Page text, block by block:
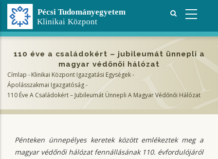
Ugrás
tartalomra
110 éve a családokért – jubileumát ünnepli a
magyar védőnői hálózat
Morzsa
Címlap -Klinikai Központ Igazgatási Egységek-
Ápolásszakmai Igazgatóság-
110 Éve A Családokért – Jubileumát Ünnepli A Magyar Védőnői Hálózat
Pénteken ünnepélyes keretek között emlékeztek meg a
magyar védőnői hálózat fennállásának 110. évfordulójáról